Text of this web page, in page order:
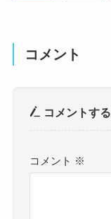
コメント
コメントする
コメント ※